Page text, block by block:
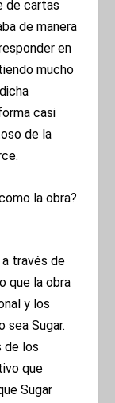
de cartas
de manera
en
mucho
casi
de la
la obra?
a través de
que la obra
y los
sea Sugar.
de los
que
Sugar